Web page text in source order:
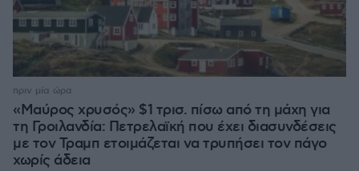
«Μαύρος χρυσός» $1 τρισ. πίσω από τη μάχη για
τη Γροιλανδία: Πετρελαϊκή που έχει διασυνδέσεις
με τον Τραμπ ετοιμάζεται να τρυπήσει τον πάγο
χωρίς άδεια
πριν μία ώρα